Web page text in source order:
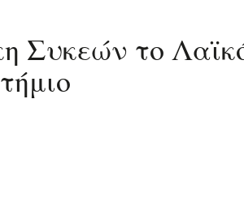
Συκεών το